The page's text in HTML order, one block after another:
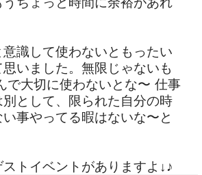
識して使わないともったい
いました。無限じゃないも
で大切に使わないとな〜 仕事
別として、限られた自分の時
事やってる暇はないな〜と
トイベントがありますよ↓♪